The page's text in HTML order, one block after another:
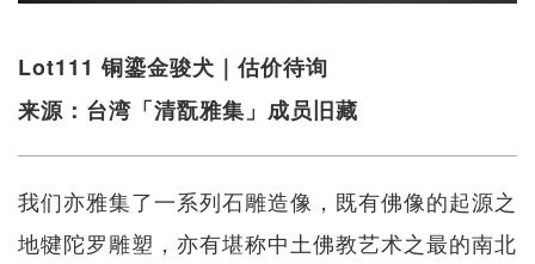
Lot111 铜鎏金骏犬｜估价待询
来源：台湾「清翫雅集」成员旧藏
我们亦雅集了一系列石雕造像，既有佛像的起源之
地犍陀罗雕塑，亦有堪称中土佛教艺术之最的南北